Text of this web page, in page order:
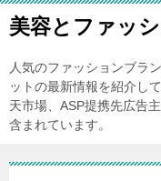
美容とファッ
人気のファッションブラ
ットの最新情報を紹介し
天市場、ASP提携先広告
含まれています。